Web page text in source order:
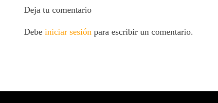
Deja tu comentario
Debeiniciar sesiónpara escribir un comentario.